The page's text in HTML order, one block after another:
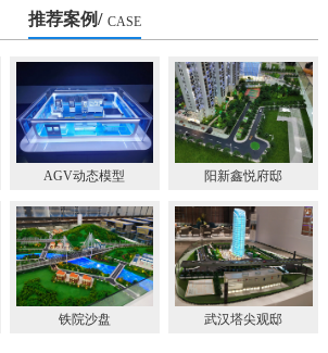
类模型加工设备，专
推荐案例/ CASE
AGV动态模型 阳新鑫悦府邸
铁院沙盘 武汉塔尖观邸